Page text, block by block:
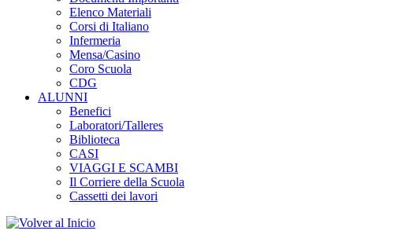
Elenco Materiali
Corsi di Italiano
Infermeria
Mensa/Casino
Coro Scuola
CDG
ALUNNI
Benefici
Laboratori/Talleres
Biblioteca
CASI
VIAGGI E SCAMBI
Il Corriere della Scuola
Cassetti dei lavori